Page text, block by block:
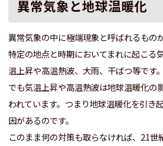
異常気象と地球温暖化
異常気象の中に極端現象と呼ばれるもの
特定の地点と時期においてまれに起こる
温上昇や高温熱波、大雨、干ばつ等です
でも気温上昇や高温熱波は地球温暖化の
われています。つまり地球温暖化を引き
因があるのです。
このまま何の対策も取らなければ、21世